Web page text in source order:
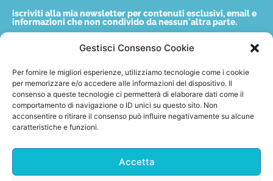
Gestisci Consenso Cookie
Per fornire le migliori esperienze, utilizziamo tecnologie come i cookie
per memorizzare e/o accedere alle informazioni del dispositivo. Il
consenso a queste tecnologie ci permetterà di elaborare dati come il
comportamento di navigazione o ID unici su questo sito. Non
acconsentire o ritirare il consenso può influire negativamente su alcune
caratteristiche e funzioni.
Accetta
iscriviti alla mia newsletter per contenuti esclusivi, email e
informazioni che non condivido da nessun'altra parte.
Email